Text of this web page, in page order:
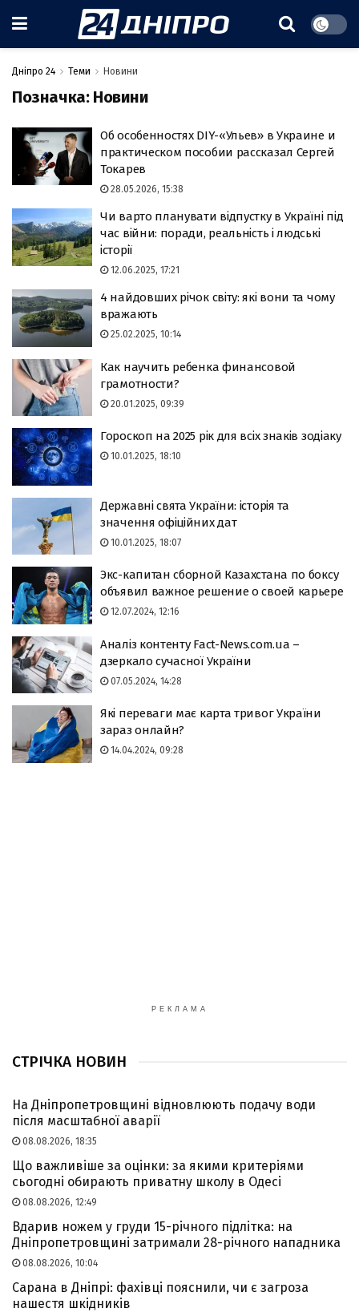
Дніпро 24 Теми Новини
Позначка: Новини
Об особенностях DIY-«Ульев» в Украине и
практическом пособии рассказал Сергей
Токарев
28.05.2026, 15:38
Чи варто планувати відпустку в Україні під
час війни: поради, реальність і людські
історії
12.06.2025, 17:21
4 найдовших річок світу: які вони та чому
вражають
25.02.2025, 10:14
Как научить ребенка финансовой
грамотности?
20.01.2025, 09:39
Гороскоп на 2025 рік для всіх знаків зодіаку
10.01.2025, 18:10
Державні свята України: історія та
значення офіційних дат
10.01.2025, 18:07
Экс-капитан сборной Казахстана по боксу
объявил важное решение о своей карьере
12.07.2024, 12:16
Аналіз контенту Fact-News.com.ua –
дзеркало сучасної України
07.05.2024, 14:28
Які переваги має карта тривог України
зараз онлайн?
14.04.2024, 09:28
РЕКЛАМА
СТРІЧКА НОВИН
На Дніпропетровщині відновлюють подачу води
після масштабної аварії
08.08.2026, 18:35
Що важливіше за оцінки: за якими критеріями
сьогодні обирають приватну школу в Одесі
08.08.2026, 12:49
Вдарив ножем у груди 15-річного підлітка: на
Дніпропетровщині затримали 28-річного нападника
08.08.2026, 10:04
Сарана в Дніпрі: фахівці пояснили, чи є загроза
нашестя шкідників